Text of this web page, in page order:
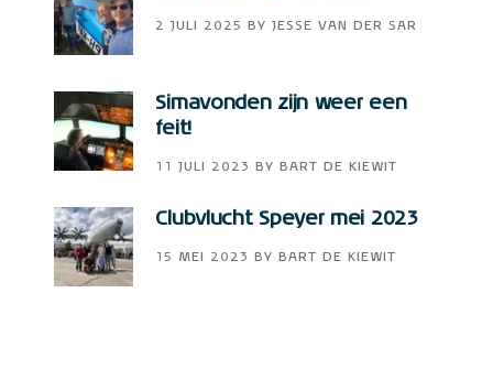
2 JULI 2025 BY JESSE VAN DER SAR
Simavonden zijn weer een
feit!
11 JULI 2023 BY BART DE KIEWIT
Clubvlucht Speyer mei 2023
15 MEI 2023 BY BART DE KIEWIT